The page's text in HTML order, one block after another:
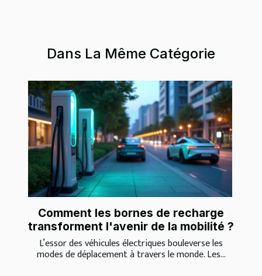
Dans La Même Catégorie
Comment les bornes de recharge
transforment l'avenir de la mobilité ?
L’essor des véhicules électriques bouleverse les
modes de déplacement à travers le monde. Les...